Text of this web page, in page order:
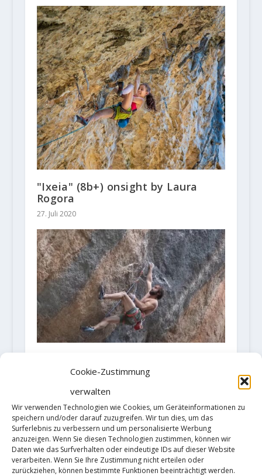
Cookie-Zustimmung
verwalten
Wir verwenden Technologien wie Cookies, um Geräteinformationen zu
speichern und/oder darauf zuzugreifen. Wir tun dies, um das
Surferlebnis zu verbessern und um personalisierte Werbung
anzuzeigen. Wenn Sie diesen Technologien zustimmen, können wir
Daten wie das Surfverhalten oder eindeutige IDs auf dieser Website
verarbeiten. Wenn Sie Ihre Zustimmung nicht erteilen oder
zurückziehen, können bestimmte Funktionen beeinträchtigt werden.
"Ixeia" (8b+) onsight by Laura
Rogora
27. Juli 2020
first ascent "Sleeping Lion" (9b+)